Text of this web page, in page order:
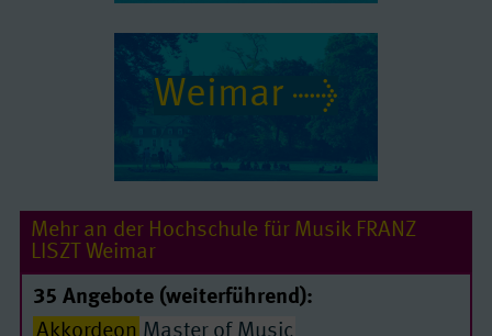
Weimar
Mehr an der Hochschule für Musik FRANZ
LISZT Weimar
35 Angebote (weiterführend):